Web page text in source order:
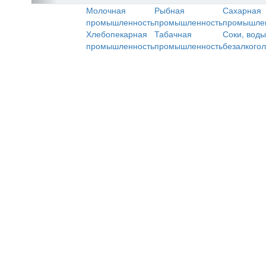
Молочная
промышленность
Рыбная
промышленность
Сахарная
Хлебопекарная
промышленность
Табачная
промышленность
Соки,